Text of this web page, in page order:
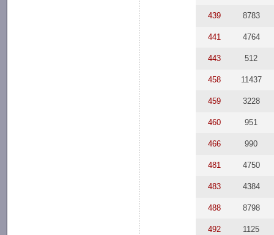
439 8783
441 4764
443 512
458 11437
459 3228
460 951
466 990
481 4750
483 4384
488 8798
492 1125